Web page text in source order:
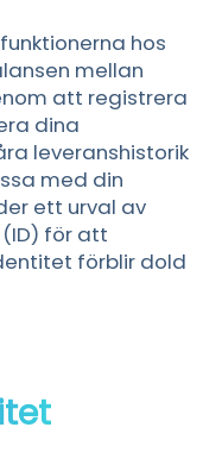
hos
mellan
att registrera
dina
leveranshistorik
med din
ett urval av
för att
förblir dold